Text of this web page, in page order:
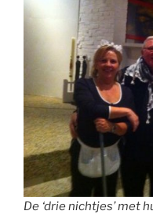
De ‘drie nichtjes’ met